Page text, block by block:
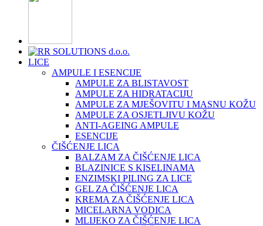
LICE
AMPULE I ESENCIJE
AMPULE ZA BLISTAVOST
AMPULE ZA HIDRATACIJU
AMPULE ZA MJEŠOVITU I MASNU KOŽU
AMPULE ZA OSJETLJIVU KOŽU
ANTI-AGEING AMPULE
ESENCIJE
ČIŠĆENJE LICA
BALZAM ZA ČIŠĆENJE LICA
BLAZINICE S KISELINAMA
ENZIMSKI PILING ZA LICE
GEL ZA ČIŠĆENJE LICA
KREMA ZA ČIŠĆENJE LICA
MICELARNA VODICA
MLIJEKO ZA ČIŠĆENJE LICA